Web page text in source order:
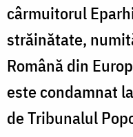
cârmuitorul
străinătate,
Română din
este condamnat
de Tribunalul